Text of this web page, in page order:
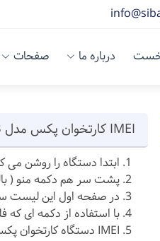
درباره ما صفحات
IMEI کارتخوان پکس مدل S58 ، S90 ، D210 Type C ، D210 Type B
ابتدا دستگاه را روشن می
پشت سر هم دکمه منو (
در صفحه اول این لیست
با استفاده از دکمه ای
IMEI دستگاه کارتخوان پکس را در صفحه